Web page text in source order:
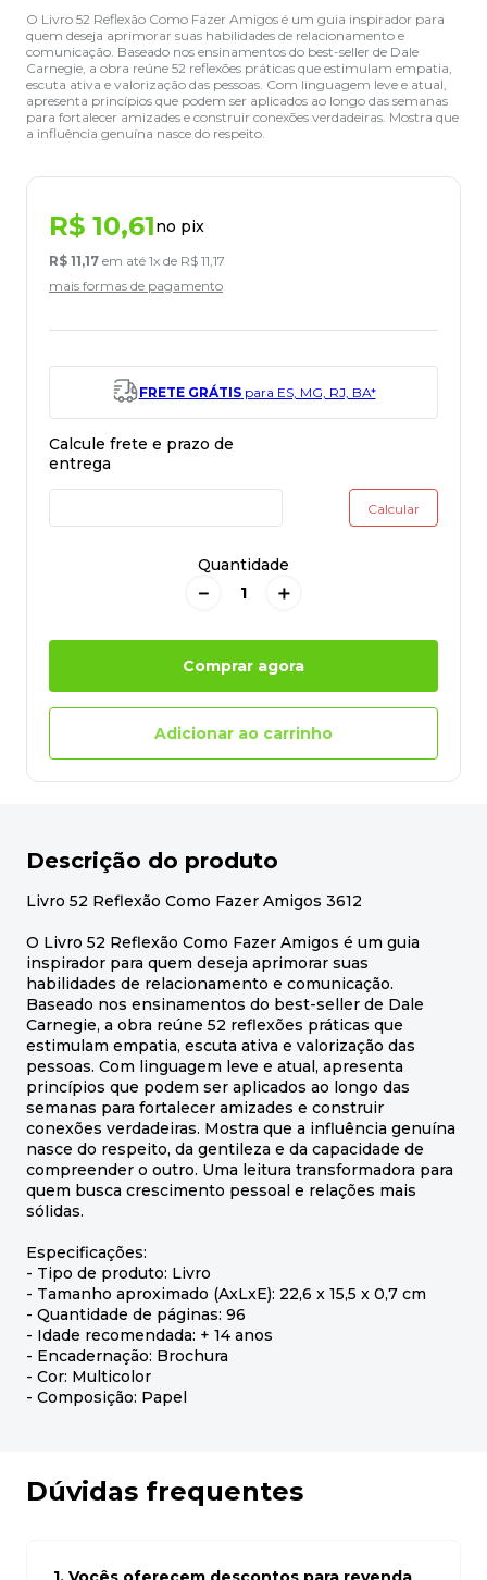
O Livro 52 Reflexão Como Fazer Amigos é um guia inspirador para
quem deseja aprimorar suas habilidades de relacionamento e
comunicação. Baseado nos ensinamentos do best-seller de Dale
Carnegie, a obra reúne 52 reflexões práticas que estimulam empatia,
escuta ativa e valorização das pessoas. Com linguagem leve e atual,
apresenta princípios que podem ser aplicados ao longo das semanas
para fortalecer amizades e construir conexões verdadeiras. Mostra que
a influência genuína nasce do respeito.
R$ 10,61no pix
R$ 11,17 em até 1x de R$ 11,17
mais formas de pagamento
FRETE GRÁTISpara ES, MG, RJ, BA*
Quantidade
＋
－
Comprar agora
Adicionar ao carrinho
Descrição do produto
Livro 52 Reflexão Como Fazer Amigos 3612
O Livro 52 Reflexão Como Fazer Amigos é um guia
inspirador para quem deseja aprimorar suas
habilidades de relacionamento e comunicação.
Baseado nos ensinamentos do best-seller de Dale
Carnegie, a obra reúne 52 reflexões práticas que
estimulam empatia, escuta ativa e valorização das
pessoas. Com linguagem leve e atual, apresenta
princípios que podem ser aplicados ao longo das
semanas para fortalecer amizades e construir
conexões verdadeiras. Mostra que a influência genuína
nasce do respeito, da gentileza e da capacidade de
compreender o outro. Uma leitura transformadora para
quem busca crescimento pessoal e relações mais
sólidas.
Especificações:
- Tipo de produto: Livro
- Tamanho aproximado (AxLxE): 22,6 x 15,5 x 0,7 cm
- Quantidade de páginas: 96
- Idade recomendada: + 14 anos
- Encadernação: Brochura
- Cor: Multicolor
- Composição: Papel
Dúvidas frequentes